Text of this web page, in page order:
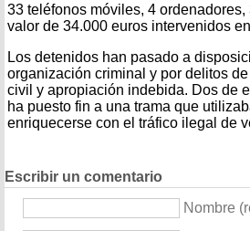
33 teléfonos móviles, 4
valor de 34.000 euros intervenidos
Los detenidos han pasado a
organización criminal y por delitos
civil y apropiación indebida. Dos de
ha puesto fin a una trama que
enriquecerse con el tráfico ilegal de
Escribir un comentario
Nombre